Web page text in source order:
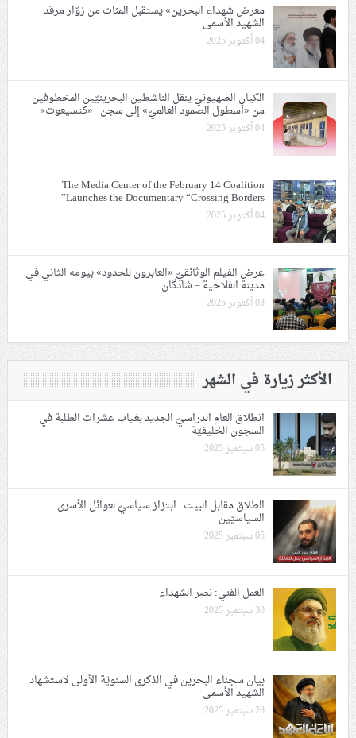
معرض شهداء البحرين» يستقبل المئات من زوّار مرقد
الشهيد الأسمى
04 أكتوبر 2025
الكيان الصهيونيّ ينقل الناشطين البحرينيّين المخطوفين
من «أسطول الصمود العالميّ» إلى سجن «كتسيعوت»
04 أكتوبر 2025
The Media Center of the February 14 Coalition
Launches the Documentary “Crossing Borders”
04 أكتوبر 2025
عرض الفيلم الوثائقيّ «العابرون للحدود» بيومه الثاني في
مدينة الفلاحية – شادگان
03 أكتوبر 2025
الأكثر زيارة في الشهر
انطلاق العام الدراسيّ الجديد بغياب عشرات الطلبة في
السجون الخليفيّة
05 سبتمبر 2025
الطلاق مقابل البيت.. ابتزاز سياسيّ لعوائل الأسرى
السياسيّين
05 سبتمبر 2025
العمل الفني: نصر الشهداء
30 سبتمبر 2025
بيان سجناء البحرين في الذكرى السنويّة الأولى لاستشهاد
الشهيد الأسمى
28 سبتمبر 2025